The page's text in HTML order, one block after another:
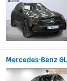
Mercedes-Benz